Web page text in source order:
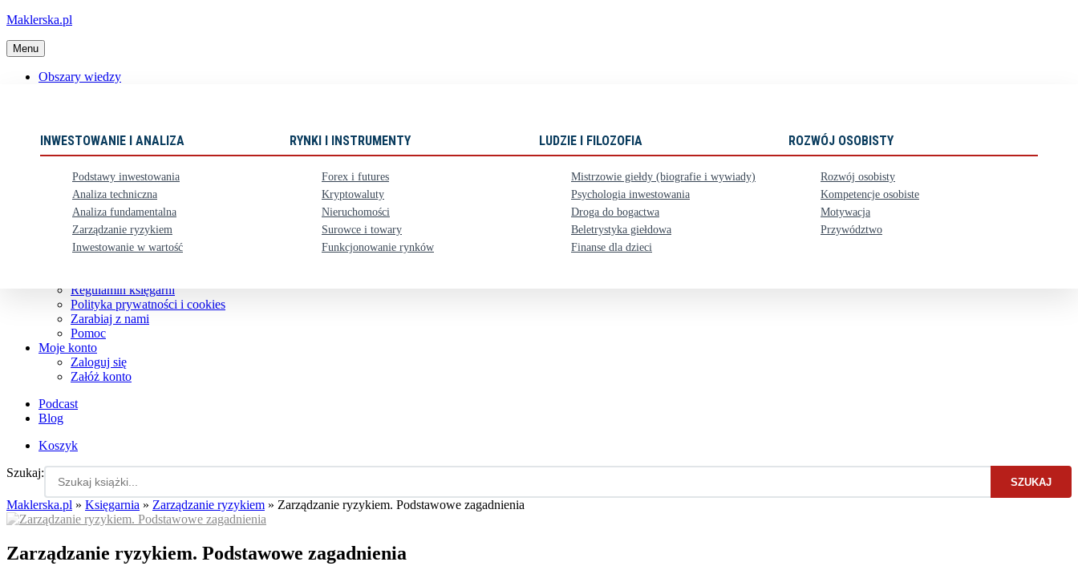
Maklerska.pl
Menu
Obszary wiedzy
INWESTOWANIE I ANALIZA
Podstawy inwestowania
Analiza techniczna
Analiza fundamentalna
Zarządzanie ryzykiem
Inwestowanie w wartość
RYNKI I INSTRUMENTY
Forex i futures
Kryptowaluty
Nieruchomości
Surowce i towary
Funkcjonowanie rynków
LUDZIE I FILOZOFIA
Mistrzowie giełdy (biografie i wywiady)
Psychologia inwestowania
Droga do bogactwa
Beletrystyka giełdowa
Finanse dla dzieci
ROZWÓJ OSOBISTY
Rozwój osobisty
Kompetencje osobiste
Motywacja
Przywództwo
Ebooki
Karty upominkowe
⏳ Zapowiedzi
Obsługa klienta
Koszty dostawy
Nasze konto bankowe
Regulamin księgarni
Polityka prywatności i cookies
Zarabiaj z nami
Pomoc
Moje konto
Zaloguj się
Załóż konto
Podcast
Blog
Koszyk
Szukaj:
SZUKAJ
Maklerska.pl » Księgarnia » Zarządzanie ryzykiem » Zarządzanie ryzykiem. Podstawowe zagadnienia
Zarządzanie ryzykiem. Podstawowe zagadnienia